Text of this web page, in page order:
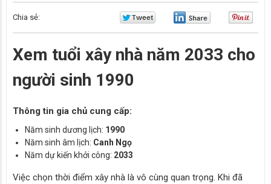
Chia sẻ:
Xem tuổi xây nhà năm 2033 cho
người sinh 1990
Thông tin gia chủ cung cấp:
Năm sinh dương lịch: 1990
Năm sinh âm lịch: Canh Ngọ
Năm dự kiến khởi công: 2033
Việc chọn thời điểm xây nhà là vô cùng quan trọng. Khi đã